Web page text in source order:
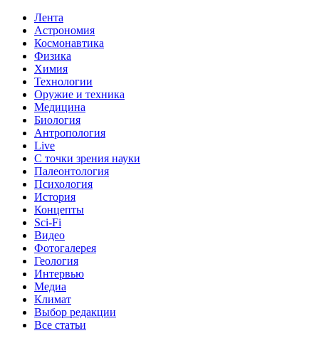
Лента
Астрономия
Космонавтика
Физика
Химия
Технологии
Оружие и техника
Медицина
Биология
Антропология
Live
С точки зрения науки
Палеонтология
Психология
История
Концепты
Sci-Fi
Видео
Фотогалерея
Геология
Интервью
Медиа
Климат
Выбор редакции
Все статьи